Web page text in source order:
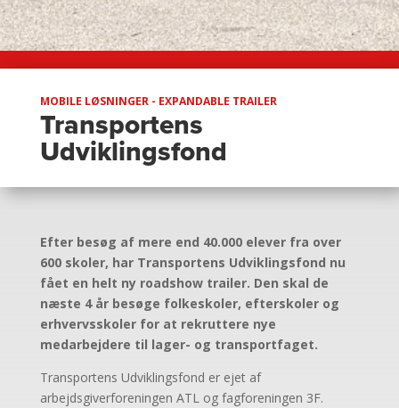
MOBILE LØSNINGER - EXPANDABLE TRAILER
Transportens
Udviklingsfond
Efter besøg af mere end 40.000 elever fra over
600 skoler, har Transportens Udviklingsfond nu
fået en helt ny roadshow trailer. Den skal de
næste 4 år besøge folkeskoler, efterskoler og
erhvervsskoler for at rekruttere nye
medarbejdere til lager- og transportfaget.
Transportens Udviklingsfond er ejet af
arbejdsgiverforeningen ATL og fagforeningen 3F.